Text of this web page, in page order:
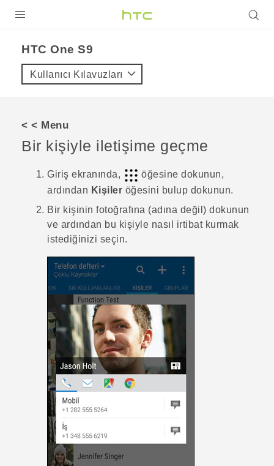
VIVE
VIVERSE
DESTEK
HTC One S9‎
Kullanıcı Kılavuzları
< < Menu
Bir kişiyle iletişime geçme
Giriş ekranında,
öğesine dokunun,
ardından Kişiler öğesini bulup dokunun.
Bir kişinin fotoğrafına (adına değil) dokunun
ve ardından bu kişiyle nasıl irtibat kurmak
istediğinizi seçin.